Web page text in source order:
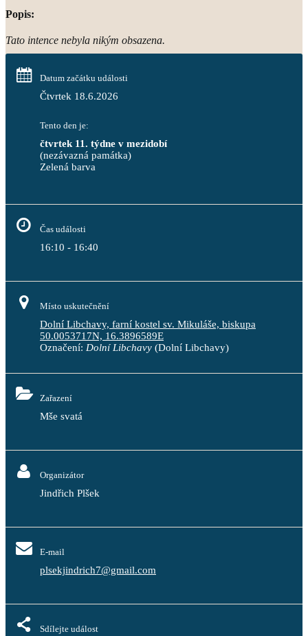
Popis:
Tato intence nebyla nikým obsazena.
Datum začátku události
Čtvrtek 18.6.2026
Tento den je:
čtvrtek 11. týdne v mezidobí
(nezávazná památka)
Zelená barva
Čas události
16:10 - 16:40
Místo uskutečnění
Dolní Libchavy, farní kostel sv. Mikuláše, biskupa
50.0053717N, 16.3896589E
Označení: Dolní Libchavy (Dolní Libchavy)
Zařazení
Mše svatá
Organizátor
Jindřich Plšek
E-mail
plsekjindrich7@gmail.com
Sdílejte událost